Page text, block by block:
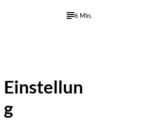
6 Min.
Einstellun
g